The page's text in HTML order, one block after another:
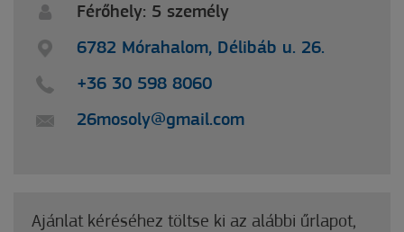
Férőhely: 5 személy
6782 Mórahalom, Délibáb u. 26.
+36 30 598 8060
26mosoly@gmail.com
Ajánlat kéréséhez töltse ki az alábbi űrlapot,